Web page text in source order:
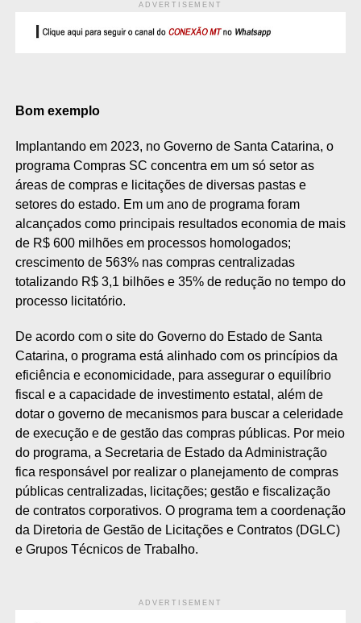
ADVERTISEMENT
Bom exemplo
Implantando em 2023, no Governo de Santa Catarina, o
programa Compras SC concentra em um só setor as
áreas de compras e licitações de diversas pastas e
setores do estado. Em um ano de programa foram
alcançados como principais resultados economia de mais
de R$ 600 milhões em processos homologados;
crescimento de 563% nas compras centralizadas
totalizando R$ 3,1 bilhões e 35% de redução no tempo do
processo licitatório.
De acordo com o site do Governo do Estado de Santa
Catarina, o programa está alinhado com os princípios da
eficiência e economicidade, para assegurar o equilíbrio
fiscal e a capacidade de investimento estatal, além de
dotar o governo de mecanismos para buscar a celeridade
de execução e de gestão das compras públicas. Por meio
do programa, a Secretaria de Estado da Administração
fica responsável por realizar o planejamento de compras
públicas centralizadas, licitações; gestão e fiscalização
de contratos corporativos. O programa tem a coordenação
da Diretoria de Gestão de Licitações e Contratos (DGLC)
e Grupos Técnicos de Trabalho.
ADVERTISEMENT